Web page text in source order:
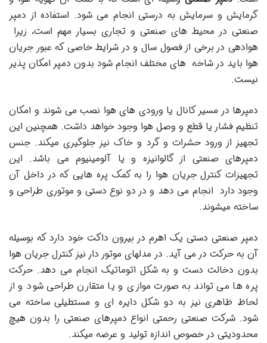
گرمایش و سرمایش به درستی انجام می شود. استفاده از دمپر
صنعتی در محیط های صنعتی و تجاری بسیار مهم است، زیرا
هوادهی در برخی از فصول سال و در شرایط خاصی که عبور جریان
هوا باید در شاخه های مختلف انجام شود بدون دمپر امکان پذیر
نیست.
دمپرها در مسیر کانال یا ورودی های هوا نصب می شوند و امکان
تنظیم فشار یا قطع و وصل هوا وجود خواهد داشت. همچنین این
تجهیز از ورود حشرات و گرد و خاک نیز جلوگیری میکند. جنس
دمپرهای صنعتی از گالوانیزه و یا آلومینیوم می باشد. این
تجهیزات کنترل جریان هوا را به کمک پره هایی که در داخل آن
وجود دارد انجام می دهد و در دو نوع دستی و موتوری طراحی و
ساخته میشوند.
دمپر صنعتی دستی یک اهرم در بیرون داکت خود دارد که بوسیله
آن به حرکت در می آید. در مدلهای موتور دار نیز کنترل جریان هوا
بدون دخالت دست و به شکل اتوماتیک انجام می دهد. حرکت
پره ها می تواند به صورت موازی و یا متقارن طراحی شود و از
لحاظ ظاهری نیز به دو شکل دایره ای و مستطیلی ساخته می
شود. شرکت صنعتی رحمتی انواع دمپرهای صنعتی را بدون هیچ
محدودیتی در خصوص اندازه تولید و عرضه میکند.